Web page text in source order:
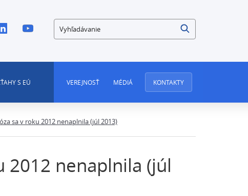
Vyhľadávanie
S EÚ VEREJNOSŤ MÉDIÁ KONTAKTY
sa v roku 2012 nenaplnila (júl 2013)
2012 nenaplnila (júl